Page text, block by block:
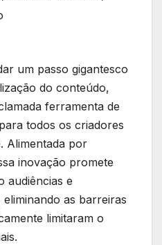
um passo gigantesco
do conteúdo,
ferramenta de
todos os criadores
Alimentada por
inovação promete
audiências e
as barreiras
limitaram o